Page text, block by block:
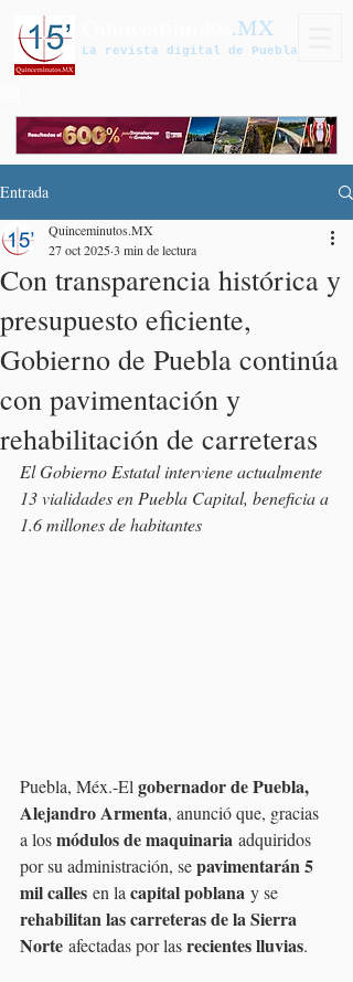
.MX
La revista digital de Puebla
Entrada
Con transparencia histórica y
presupuesto eficiente,
Gobierno de Puebla continúa
con pavimentación y
rehabilitación de carreteras
Quinceminutos.MX
27 oct 20253 min de lectura
El Gobierno Estatal interviene actualmente
13 vialidades en Puebla Capital, beneficia a
1.6 millones de habitantes
Puebla, Méx.-El gobernador de Puebla,
Alejandro Armenta, anunció que, gracias
a los módulos de maquinaria adquiridos
por su administración, se pavimentarán 5
mil calles en la capital poblana y se
rehabilitan las carreteras de la Sierra
Norte afectadas por las recientes lluvias.